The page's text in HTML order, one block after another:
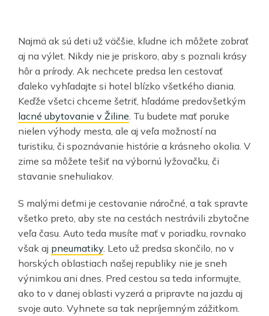
Najmä ak sú deti už väčšie, kľudne ich môžete zobrať
aj na výlet. Nikdy nie je priskoro, aby s poznali krásy
hôr a prírody. Ak nechcete predsa len cestovať
ďaleko vyhľadajte si hotel blízko všetkého diania.
Keďže všetci chceme šetriť, hľadáme predovšetkým
lacné ubytovanie v Žiline. Tu budete mať poruke
nielen výhody mesta, ale aj veľa možností na
turistiku, či spoznávanie histórie a krásneho okolia. V
zime sa môžete tešiť na výbornú lyžovačku, či
stavanie snehuliakov.
S malými deťmi je cestovanie náročné, a tak spravte
všetko preto, aby ste na cestách nestrávili zbytočne
veľa času. Auto teda musíte mať v poriadku, rovnako
však aj pneumatiky. Leto už predsa skončilo, no v
horských oblastiach našej republiky nie je sneh
výnimkou ani dnes. Pred cestou sa teda informujte,
ako to v danej oblasti vyzerá a pripravte na jazdu aj
svoje auto. Vyhnete sa tak nepríjemným zážitkom.